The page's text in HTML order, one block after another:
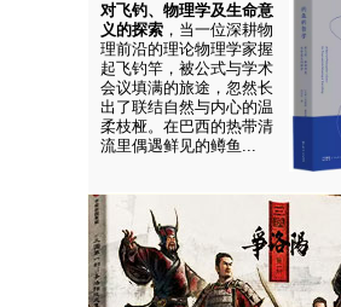
对飞钓、物理学及生命意
义的探索 ，当一位深耕物
理前沿的理论物理学家握
起飞钓竿，被公式与学术
会议填满的旅途，忽然长
出了联结自然与内心的温
柔枝桠。在巴西的热带清
流里偶遇鲜见的鳟鱼...